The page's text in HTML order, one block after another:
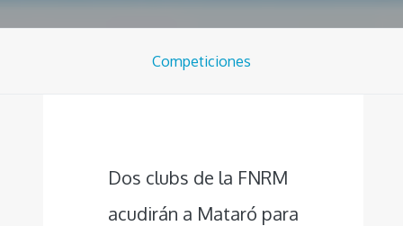
Competiciones
Dos clubs de la FNRM
acudirán a Mataró para